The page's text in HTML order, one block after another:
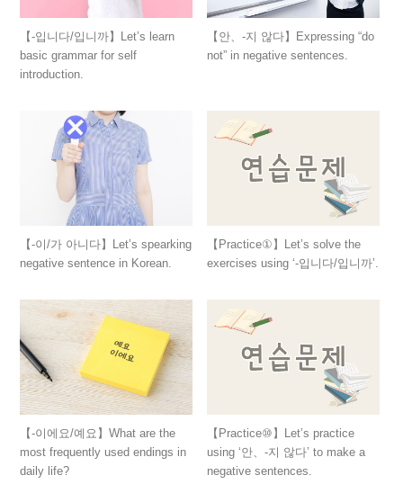
【-입니다/입니까】Let’s learn
basic grammar for self
introduction.
【안、-지 않다】Expressing “do
not” in negative sentences.
【-이/가 아니다】Let’s spearking
negative sentence in Korean.
【Practice①】Let’s solve the
exercises using ‘-입니다/입니까’.
【-이에요/예요】What are the
most frequently used endings in
daily life?
【Practice⑩】Let’s practice
using ‘안、-지 않다’ to make a
negative sentences.